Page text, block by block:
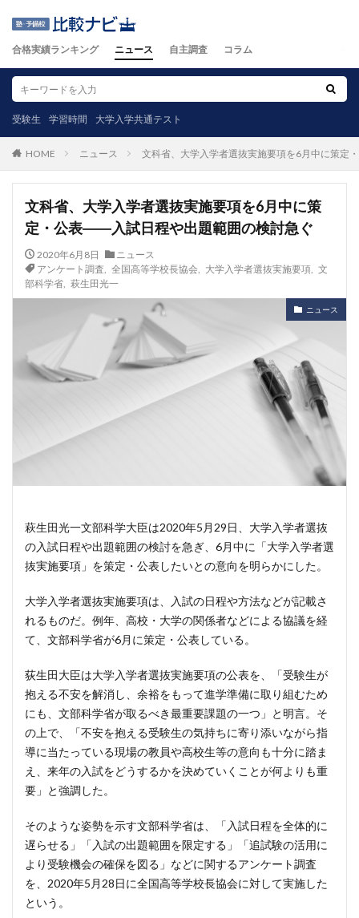
合格実績ランキング ニュース 自主調査 コラム
受験生 学習時間 大学入学共通テスト
HOME ニュース 文科省、大学入学者選抜実施要項を6月中に策
文科省、大学入学者選抜実施要項を6月中に策
定・公表――入試日程や出題範囲の検討急ぐ
2020年6月8日
ニュース
アンケート調査
全国高等学校長協会, 大学入学者選抜実施要項, 文
部科学省
萩生田光一
ニュース
萩生田光一文部科学大臣は2020年5月29日、大学入学者選抜
の入試日程や出題範囲の検討を急ぎ、6月中に「大学入学者選
抜実施要項」を策定・公表したいとの意向を明らかにした。
大学入学者選抜実施要項は、入試の日程や方法などが記載さ
れるものだ。例年、高校・大学の関係者などによる協議を経
て、文部科学省が6月に策定・公表している。
荻生田大臣は大学入学者選抜実施要項の公表を、「受験生が
抱える不安を解消し、余裕をもって進学準備に取り組むため
にも、文部科学省が取るべき最重要課題の一つ」と明言。そ
の上で、「不安を抱える受験生の気持ちに寄り添いながら指
導に当たっている現場の教員や高校生等の意向も十分に踏ま
え、来年の入試をどうするかを決めていくことが何よりも重
要」と強調した。
そのような姿勢を示す文部科学省は、「入試日程を全体的に
遅らせる」「入試の出題範囲を限定する」「追試験の活用に
より受験機会の確保を図る」などに関するアンケート調査
を、2020年5月28日に全国高等学校長協会に対して実施した
という。